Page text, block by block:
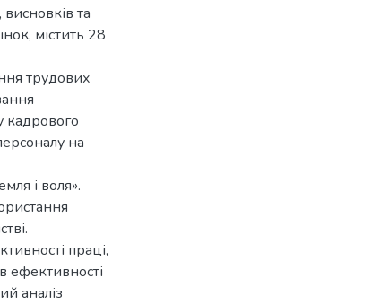
та
містить 28
трудових
кадрового
на
і воля».
праці,
ефективності
аналіз